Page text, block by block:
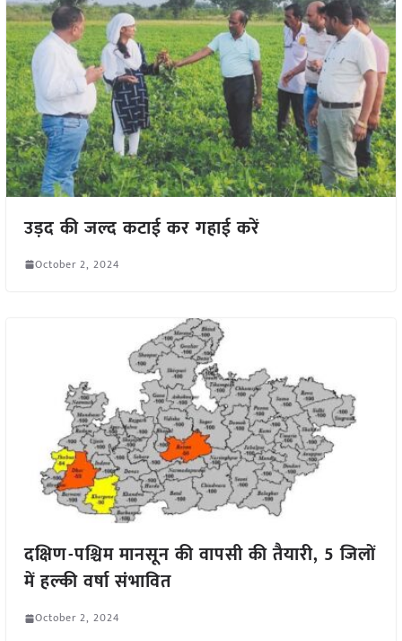
उड़द की जल्द कटाई कर गहाई करें
October 2, 2024
दक्षिण-पश्चिम मानसून की वापसी की तैयारी, 5 जिलों
में हल्की वर्षा संभावित
October 2, 2024